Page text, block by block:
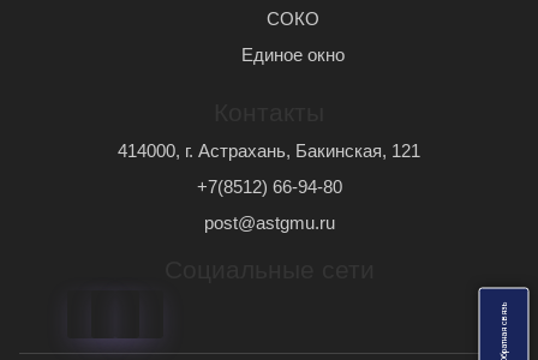
О
б
р
а
т
н
а
я
с
в
я
з
ь
СОКО
Единое окно
414000, г. Астрахань, Бакинская, 121
+7(8512) 66-94-80
post@astgmu.ru